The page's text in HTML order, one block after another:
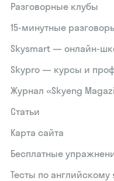
Разговорные клубы
15‑минутные
Skysmart — онлайн-
Skypro — курсы и
Журнал «Skyeng
Статьи
Карта сайта
Бесплатные
Тесты по английскому